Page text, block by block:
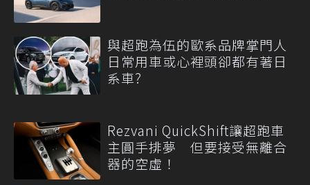
與超跑為伍的歐系品牌掌門人
日常用車或心裡頭卻都有著日
系車?
Rezvani QuickShift讓超跑車
主圓手排夢 但要接受無離合
器的空虛！